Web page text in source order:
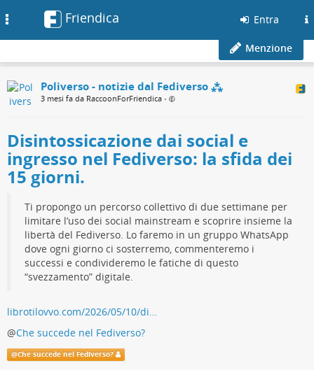
Friendica Entra
Menzione
Poliverso - notizie dal Fediverso ⁂
3 mesi fa da RaccoonForFriendica •
Disintossicazione dai social e
ingresso nel Fediverso: la sfida dei
15 giorni.
Ti propongo un percorso collettivo di due settimane per
limitare l’uso dei social mainstream e scoprire insieme la
libertà del Fediverso. Lo faremo in un gruppo WhatsApp
dove ogni giorno ci sosterremo, commenteremo i
successi e condivideremo le fatiche di questo
“svezzamento” digitale.
librotilovvo.com/2026/05/10/di…
@Che succede nel Fediverso?
@Che succede nel Fediverso?